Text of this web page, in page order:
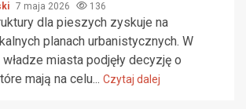
7 maja 2026 136
dla pieszych zyskuje na
planach urbanistycznych. W
miasta podjęły decyzję o
mają na celu... Czytaj dalej